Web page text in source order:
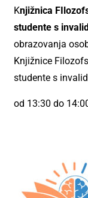
Knjižnica
studente s
obrazovanja
Knjižnice
studente s
od 13:30 do